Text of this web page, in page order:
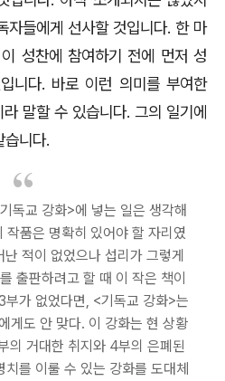
자들에게 선사할 것입니다. 한 마
이 성찬에 참여하기 전에 먼저 성
니다. 바로 이런 의미를 부여한
말할 수 있습니다. 그의 일기에
습니다.
독교 강화>에 넣는 일은 생각해
작품은 명확히 있어야 할 자리였
적이 없었으나 섭리가 그렇게
출판하려고 할 때 이 작은 책이
가 없었다면, <기독교 강화>는
게도 안 맞다. 이 강화는 현 상황
의 거대한 취지와 4부의 은폐된
를 이룰 수 있는 강화를 도대체